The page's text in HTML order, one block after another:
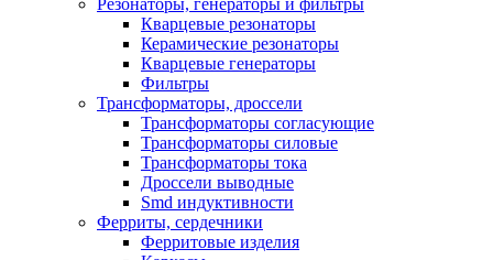
Кварцевые резонаторы
Керамические резонаторы
Кварцевые генераторы
Фильтры
Трансформаторы, дроссели
Трансформаторы согласующие
Трансформаторы силовые
Трансформаторы тока
Дроссели выводные
Smd индуктивности
Ферриты, сердечники
Ферритовые изделия